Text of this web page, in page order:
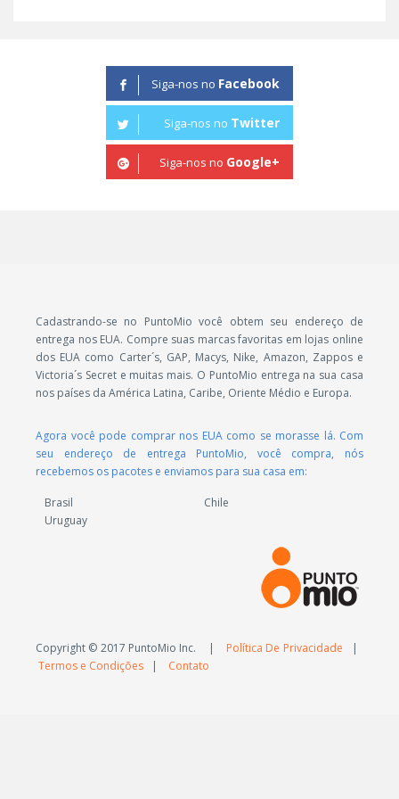
Siga-nos no Facebook
Siga-nos no Twitter
Siga-nos no Google+
Cadastrando-se no PuntoMio você obtem seu endereço de
entrega nos EUA. Compre suas marcas favoritas em lojas online
dos EUA como Carter´s, GAP, Macys, Nike, Amazon, Zappos e
Victoria´s Secret e muitas mais. O PuntoMio entrega na sua casa
nos países da América Latina, Caribe, Oriente Médio e Europa.
Agora você pode comprar nos EUA como se morasse lá. Com
seu endereço de entrega PuntoMio, você compra, nós
recebemos os pacotes e enviamos para sua casa em:
Brasil
Chile
Uruguay
Copyright © 2017 PuntoMio Inc. | Política De Privacidade |
Termos e Condições | Contato